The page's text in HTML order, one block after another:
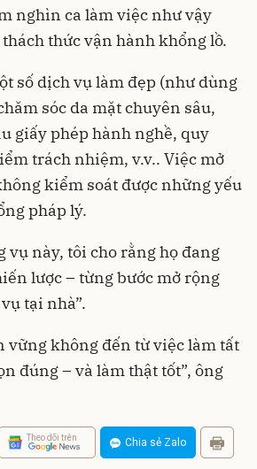
nghìn ca làm việc như vậy
thức vận hành khổng lồ.
số dịch vụ làm đẹp (như dùng
sóc da mặt chuyên sâu,
giấy phép hành nghề, quy
trách nhiệm, v.v.. Việc mở
kiểm soát được những yếu
pháp lý.
vụ này, tôi cho rằng họ đang
lược – từng bước mở rộng
tại nhà”.
vững không đến từ việc làm tất
đúng – và làm thật tốt”, ông
Theo dõi trên Chia sẻ Zalo